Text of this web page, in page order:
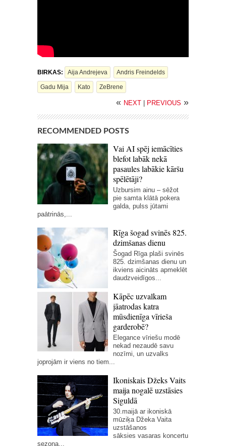
BIRKAS: Aija Andrejeva Andris Freindelds
Gadu Mija Kato ZeBrene
« NEXT PREVIOUS »
RECOMMENDED POSTS
Vai AI spēj iemācīties
blefot labāk nekā
pasaules labākie kāršu
spēlētāji?
Uzbursim ainu – sēžot
pie samta klātā pokera
galda, pulss jūtami
paātrinās,...
Rīga šogad svinēs 825.
dzimšanas dienu
Šogad Rīga plaši svinēs
825. dzimšanas dienu un
ikviens aicināts apmeklēt
daudzveidīgos...
Kāpēc uzvalkam
jāatrodas katra
mūsdienīga vīrieša
garderobē?
Elegance vīriešu modē
nekad nezaudē savu
nozīmi, un uzvalks
joprojām ir viens no tiem...
Ikoniskais Džeks Vaits
maija nogalē uzstāsies
Siguldā
30.maijā ar ikoniskā
mūziķa Džeka Vaita
uzstāšanos
sāksies vasaras koncertu
sezona...